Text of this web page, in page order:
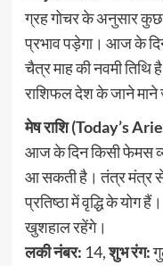
ग्रह गोचर के अनुसार कुछ
प्रभाव पड़ेगा। आज के
चैत्र माह की नवमी
राशिफल देश के जाने माने
मेष राशि (Today’s
आज के दिन किसी फेमस
आ सकती है। तंत्र मंत्र से
प्रतिष्ठा में वृद्धि के योग
खुशहाल रहेंगे।
लकी नंबर: 14,शुभ रंग: